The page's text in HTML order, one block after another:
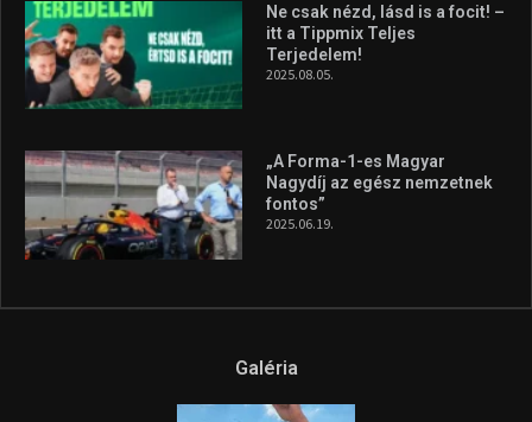
Ne csak nézd, lásd is a focit! –
itt a Tippmix Teljes
Terjedelem!
2025.08.05.
„A Forma-1-es Magyar
Nagydíj az egész nemzetnek
fontos”
2025.06.19.
Galéria